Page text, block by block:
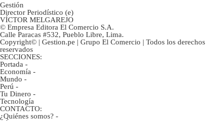
Gestión
Director Periodístico (e)
VÍCTOR MELGAREJO
© Empresa Editora El Comercio S.A.
Calle Paracas #532, Pueblo Libre, Lima.
Copyright© | Gestion.pe | Grupo El Comercio | Todos los derechos
reservados
SECCIONES:
Portada -
Economía -
Mundo -
Perú -
Tu Dinero -
Tecnología
CONTACTO:
¿Quiénes somos? -